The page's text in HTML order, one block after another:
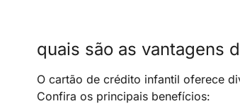
quais são as vantagens
O cartão de crédito infantil oferece
Confira os principais benefícios: